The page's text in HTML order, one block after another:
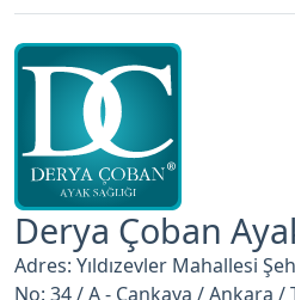
Derya Çoban
Adres: Yıldızevler Mahallesi
No: 34 / A - Çankaya / Ankara /